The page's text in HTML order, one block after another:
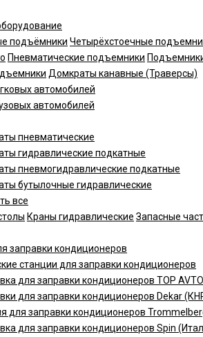
подъёмники Четырёхстоечные
Пневматические подъемники
Домкраты канавные (Траверсы)
автомобилей
автомобилей
пневматические
гидравлические подкатные
пневмогидравлические подкатные
бутылочные гидравлические
все
Краны гидравлические Запасные
заправки кондиционеров
станции для заправки кондиционеров
для заправки кондиционеров TOP
для заправки кондиционеров Dekar
для заправки кондиционеров
для заправки кондиционеров Spin